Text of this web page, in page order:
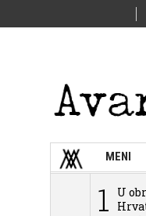
MENI
1
U